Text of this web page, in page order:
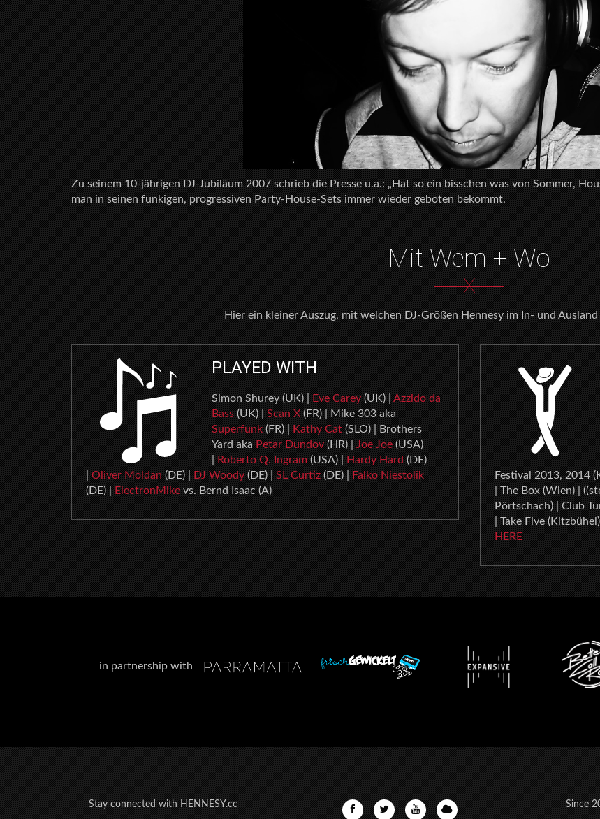
Zu seinem 10-jährigen DJ-Jubiläum 2007 schrieb die Presse u.a.: „Hat so ein bisschen was von Sommer,
man in seinen funkigen, progressiven Party-House-Sets immer wieder geboten bekommt.
Mit Wem + Wo
X
Hier ein kleiner Auszug, mit welchen DJ-Größen Hennesy im In- und
PLAYED WITH
Simon Shurey (UK) |Eve Carey(UK) |Azzido da
Bass(UK) |Scan X(FR) | Mike 303 aka
Superfunk(FR) |Kathy Cat(SLO) | Brothers
Yard akaPetar Dundov(HR) |Joe Joe(USA)
|Roberto Q. Ingram(USA) |Hardy Hard(DE)
|Oliver Moldan(DE) |DJ Woody(DE) |SL Curtiz(DE) |Falko Niestolik
(DE) |ElectronMikevs. Bernd Isaac (A)
Festival 2013, 2014
| The Box (Wien) |
Pörtschach) | Club
| Take Five
HERE
in partnership with
Stay connected with HENNESY.cc
Since